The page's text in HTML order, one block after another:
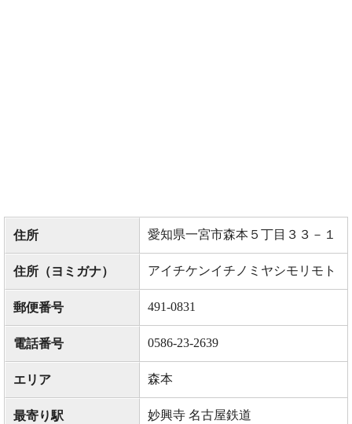
住所 愛知県一宮市森本５丁目３３－１
住所（ヨミガナ） アイチケンイチノミヤシモリモト
郵便番号 491-0831
電話番号 0586-23-2639
エリア 森本
最寄り駅
妙興寺 名古屋鉄道